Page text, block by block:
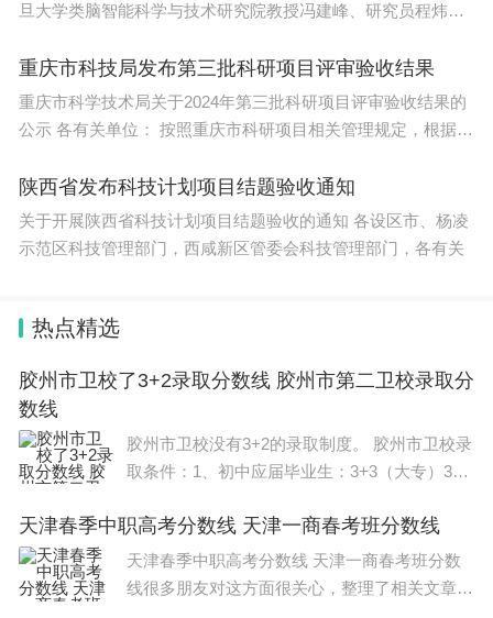
旦大学类脑智能科学与技术研究院教授冯建峰、研究员程炜团
重庆市科技局发布第三批科研项目评审验收结果
重庆市科学技术局关于2024年第三批科研项目评审验收结果的
公示 各有关单位： 按照重庆市科研项目相关管理规定，根据工
陕西省发布科技计划项目结题验收通知
关于开展陕西省科技计划项目结题验收的通知 各设区市、杨凌
示范区科技管理部门，西咸新区管委会科技管理部门，各有关
热点精选
胶州市卫校了3+2录取分数线 胶州市第二卫校录取分
数线
胶州市卫校没有3+2的录取制度。 胶州市卫校录
取条件：1、初中应届毕业生：3+3（大专）3+4
学校组织的招生面试。2、初中往届毕业生：3+
3（大专）3+4（本科）要求具有初中毕业证同
时参加学校组织的
天津春季中职高考分数线 天津一商春考班分数线
天津春季中职高考分数线 天津一商春考班分数
线很多朋友对这方面很关心，整理了相关文章，